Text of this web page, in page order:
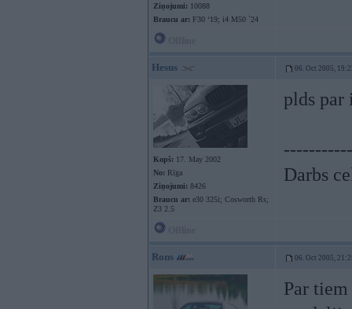
Ziņojumi: 10088
Braucu ar: F30 ‘19; i4 M50 `24
Hesus 06. Oct 2005,
Kopš: 17. May 2002
No: Rīga
Ziņojumi: 8426
Braucu ar: e30 325i; Cosworth Rs;
Z3 2.5
plds
Darbs
Rons 06. Oct 2005,
Par